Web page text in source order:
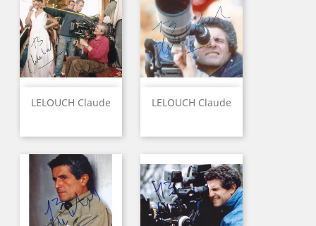
LELOUCH Claude LELOUCH Claude